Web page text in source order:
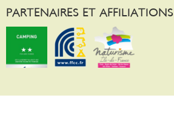
PARTENAIRES ET AFFILIATIONS